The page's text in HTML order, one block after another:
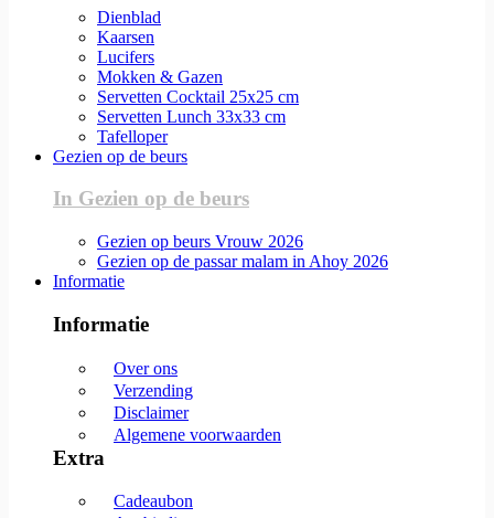
Dienblad
Kaarsen
Lucifers
Mokken & Gazen
Servetten Cocktail 25x25 cm
Servetten Lunch 33x33 cm
Tafelloper
Gezien op de beurs
In Gezien op de beurs
Gezien op beurs Vrouw 2026
Gezien op de passar malam in Ahoy 2026
Informatie
Informatie
Over ons
Verzending
Disclaimer
Algemene voorwaarden
Extra
Cadeaubon